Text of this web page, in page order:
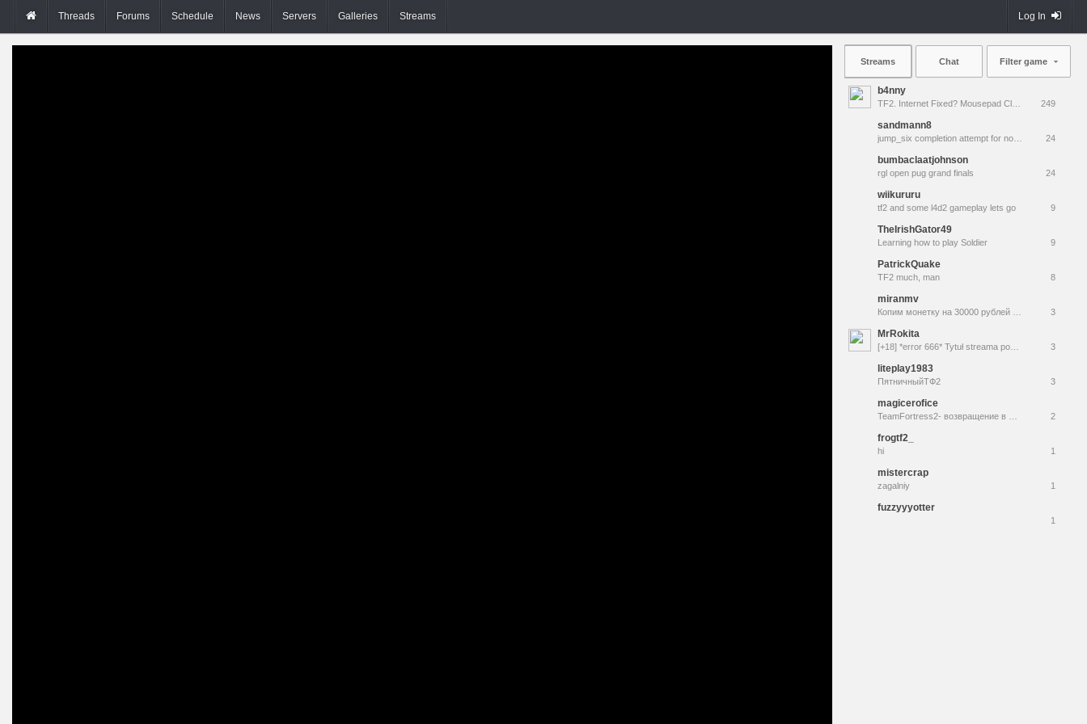
Threads Forums Schedule News Servers Galleries Streams Log In
Streams Chat Filter game
b4nny
249
sandmann8
24
bumbaclaatjohnson
rgl open pug grand finals 24
wiikururu
tf2 and some l4d2 gameplay lets go 9
TheIrishGator49
Learning how to play Soldier 9
PatrickQuake
TF2 much, man 8
miranmv
3
MrRokita
3
liteplay1983
ПятничныйТФ2 3
magicerofice
2
frogtf2_
hi 1
mistercrap
zagalniy 1
fuzzyyyotter
1